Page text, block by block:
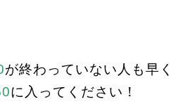
が終わっていない人も早く
に入ってください！